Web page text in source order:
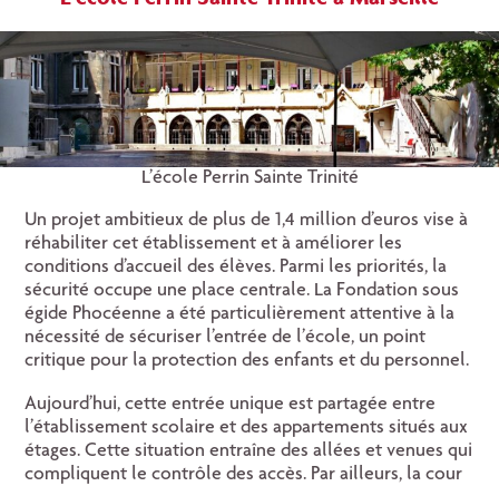
L’école Perrin Sainte Trinité
Un projet ambitieux de plus de 1,4 million d’euros vise à
réhabiliter cet établissement et à améliorer les
conditions d’accueil des élèves. Parmi les priorités, la
sécurité occupe une place centrale. La Fondation sous
égide Phocéenne a été particulièrement attentive à la
nécessité de sécuriser l’entrée de l’école, un point
critique pour la protection des enfants et du personnel.
Aujourd’hui, cette entrée unique est partagée entre
l’établissement scolaire et des appartements situés aux
étages. Cette situation entraîne des allées et venues qui
compliquent le contrôle des accès. Par ailleurs, la cour